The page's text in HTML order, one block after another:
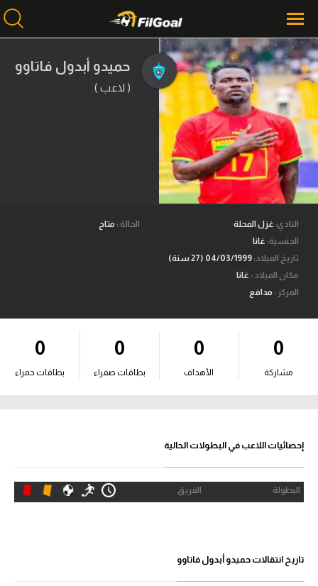
محتوى إخباري
الرئيسية
أخبار
مباريات
ميركاتو
فانتازي في الجول
مسابقة التوقعات
فيديوهات
آراء حرة
ركن الألعاب
الدوري المصري
الدوري الإنجليزي الممتاز
الدوري الإيطالي
حميدو أبدول فاتاوو
( لاعب )
النادي: غزل المحلة
الجنسية: غانا
تاريخ الميلاد:
مكان الميلاد : غانا
المركز : مدافع
الحالة : متاح
0
مشاركة
0
الأهداف
0
بطاقات صفراء
0
بطاقات حمراء
إحصائيات اللاعب في البطولات الحالية
البطولة الفريق
تاريخ انتقالات حميدو أبدول فاتاوو